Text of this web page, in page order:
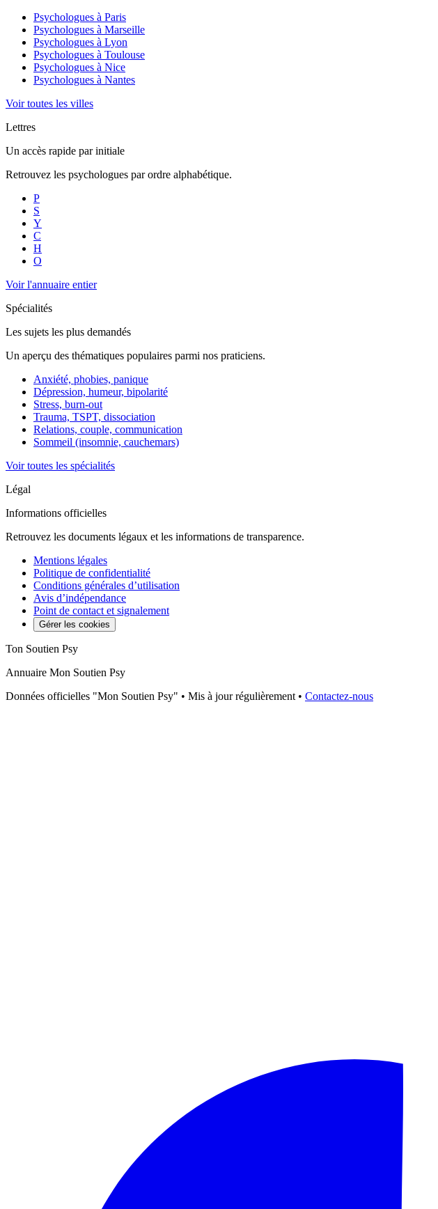
Psychologues à Paris
Psychologues à Marseille
Psychologues à Lyon
Psychologues à Toulouse
Psychologues à Nice
Psychologues à Nantes
Voir toutes les villes
Lettres
Un accès rapide par initiale
Retrouvez les psychologues par ordre alphabétique.
P
S
Y
C
H
O
Voir l'annuaire entier
Spécialités
Les sujets les plus demandés
Un aperçu des thématiques populaires parmi nos praticiens.
Anxiété, phobies, panique
Dépression, humeur, bipolarité
Stress, burn-out
Trauma, TSPT, dissociation
Relations, couple, communication
Sommeil (insomnie, cauchemars)
Voir toutes les spécialités
Légal
Informations officielles
Retrouvez les documents légaux et les informations de transparence.
Mentions légales
Politique de confidentialité
Conditions générales d’utilisation
Avis d’indépendance
Point de contact et signalement
Gérer les cookies
Ton Soutien Psy
Annuaire Mon Soutien Psy
Données officielles "Mon Soutien Psy" • Mis à jour régulièrement • Contactez-nous